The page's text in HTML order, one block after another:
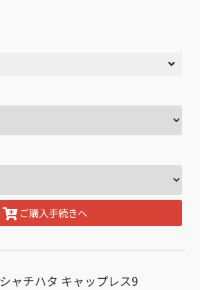
ご購入手続きへ
シャチハタ キャップレス9